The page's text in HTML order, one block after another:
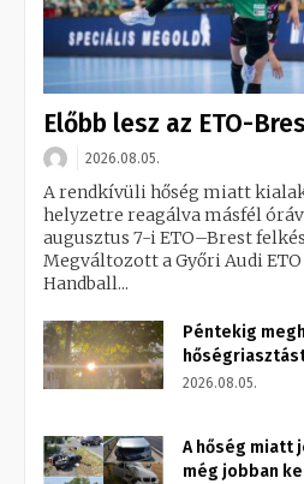
Előbb lesz az ETO-
2026.08.05.
A rendkívüli hőség miatt
helyzetre reagálva másfél
augusztus 7-i ETO–Brest
Megváltozott a Győri Audi
Handball...
Péntekig
2026.08.05.
A hőség miatt
még jobban